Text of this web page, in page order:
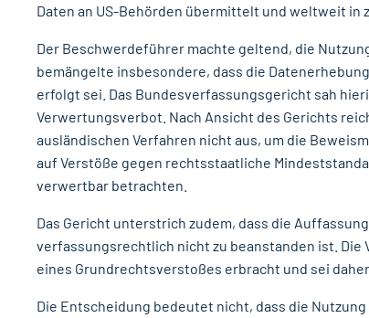
Daten an US-Behörden übermittelt und weltweit in
Der Beschwerdeführer machte geltend, die
bemängelte insbesondere, dass die
erfolgt sei. Das Bundesverfassungsgericht sah
Verwertungsverbot. Nach Ansicht des Gerichts
ausländischen Verfahren nicht aus, um die
auf Verstöße gegen rechtsstaatliche
verwertbar betrachten.
Das Gericht unterstrich zudem, dass die
verfassungsrechtlich nicht zu beanstanden ist.
eines Grundrechtsverstoßes erbracht und sei daher
Die Entscheidung bedeutet nicht, dass die